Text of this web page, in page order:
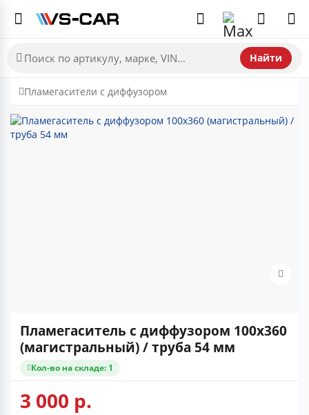
Найти
Пламегасители с диффузором
Пламегаситель с диффузором 100x360
(магистральный) / труба 54 мм
Кол-во на складе: 1
3 000 р.